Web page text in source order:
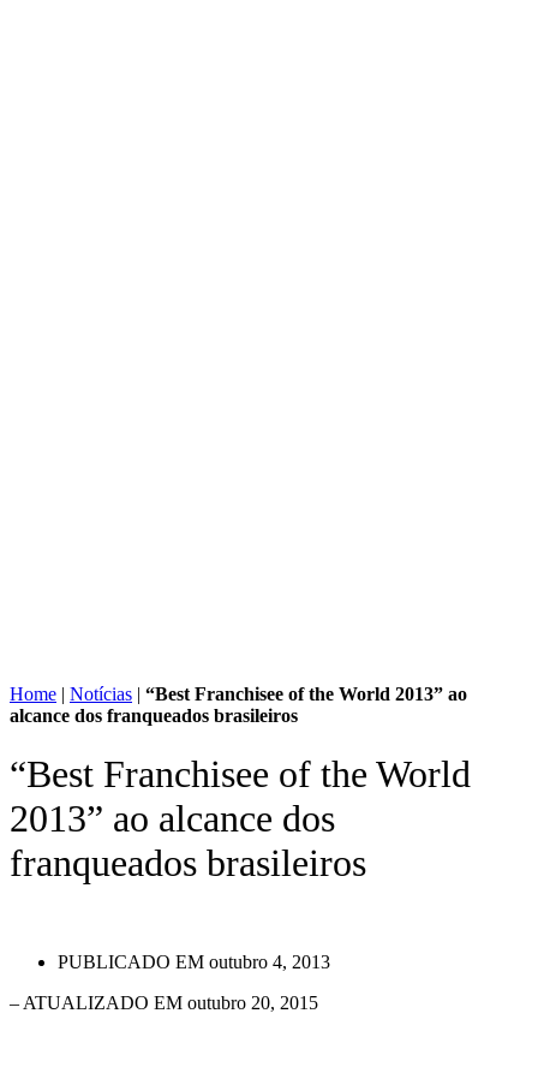
Home | Notícias | “Best Franchisee of the World 2013” ao
alcance dos franqueados brasileiros
“Best Franchisee of the World
2013” ao alcance dos
franqueados brasileiros
PUBLICADO EM outubro 4, 2013
– ATUALIZADO EM outubro 20, 2015